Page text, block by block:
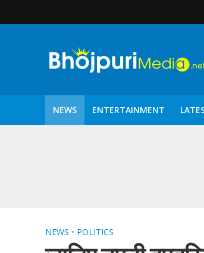
NEWS ENTERTAINMENT
NEWS • POLITICS